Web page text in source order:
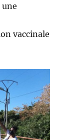
une
vaccinale